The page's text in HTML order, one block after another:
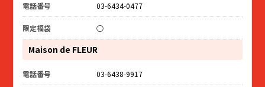
03-6434-0477
○
Maison de FLEUR
03-6438-9917